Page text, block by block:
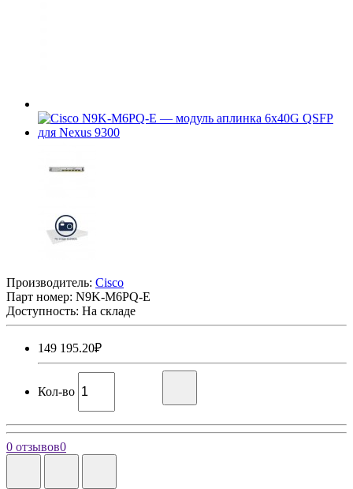
Производитель: Cisco
Парт номер: N9K-M6PQ-E
Доступность: На складе
149 195.20₽
Кол-во
0 отзывов0